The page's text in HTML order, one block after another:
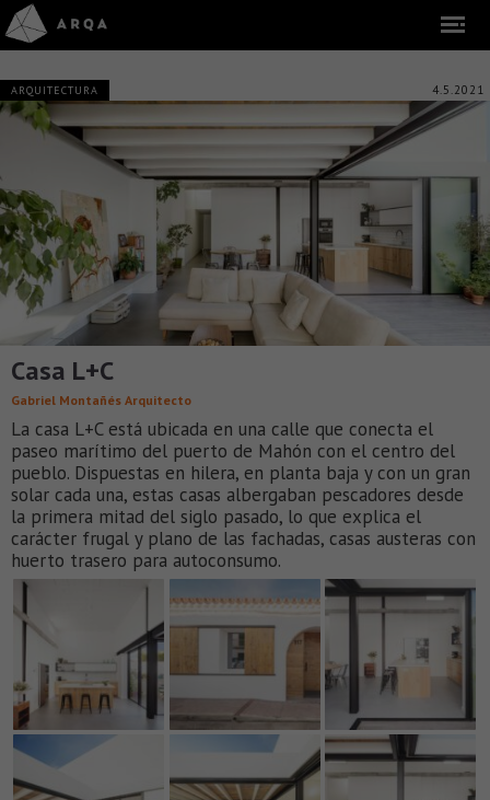
ARQUITECTURA 4.5.2021
Casa L+C
Gabriel Montañés Arquitecto
La casa L+C está ubicada en una calle que conecta el
paseo marítimo del puerto de Mahón con el centro del
pueblo. Dispuestas en hilera, en planta baja y con un gran
solar cada una, estas casas albergaban pescadores desde
la primera mitad del siglo pasado, lo que explica el
carácter frugal y plano de las fachadas, casas austeras con
huerto trasero para autoconsumo.